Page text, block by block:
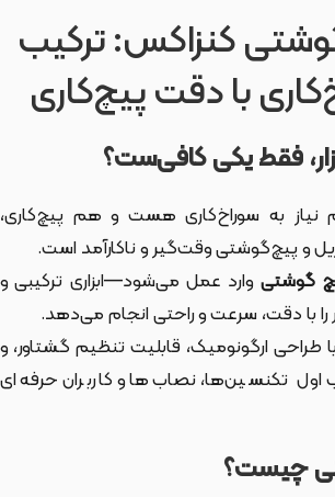
کنزاکس: ترکیب
با دقت پیچ‌کاری
فقط یکی کافی‌ست؟
نیاز به سوراخ‌کاری هست و هم پیچ‌کاری،
و پیچ‌گوشتی وقت‌گیر و ناکارآمد است.
گوشتی وارد عمل می‌شود—ابزاری ترکیبی و
را با دقت، سرعت و راحتی انجام می‌دهد.
طراحی ارگونومیک، قابلیت تنظیم گشتاور، و
اول تکنسین‌ها، نصاب‌ها و کاربران حرفه‌ای
چیست؟